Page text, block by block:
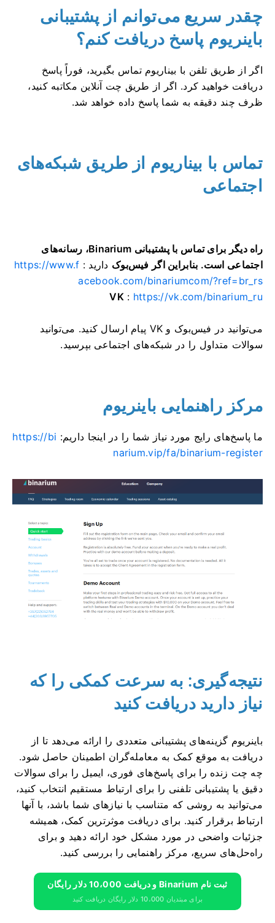
چقدر سریع می‌توانم از پشتیبانی
باینریوم پاسخ دریافت کنم؟
اگر از طریق تلفن با بیناریوم تماس بگیرید، فوراً پاسخ
دریافت خواهید کرد. اگر از طریق چت آنلاین مکاتبه کنید،
ظرف چند دقیقه به شما پاسخ داده خواهد شد.
تماس با بیناریوم از طریق شبکه‌های
اجتماعی
راه دیگر برای تماس با پشتیبانی Binarium، رسانه‌های
اجتماعی است. بنابراین اگر فیس‌بوک دارید :
https://www.f
acebook.com/binariumcom/?ref=br_rs
VK: https://vk.com/binarium_ru
می‌توانید در فیس‌بوک و VK پیام ارسال کنید. می‌توانید
سوالات متداول را در شبکه‌های اجتماعی بپرسید.
مرکز راهنمایی باینریوم
ما پاسخ‌های رایج مورد نیاز شما را در اینجا داریم: https://bi
narium.vip/fa/binarium-register
نتیجه‌گیری: به سرعت کمکی را که
نیاز دارید دریافت کنید
باینریوم گزینه‌های پشتیبانی متعددی را ارائه می‌دهد تا از
دریافت به موقع کمک به معامله‌گران اطمینان حاصل شود.
چه چت زنده را برای پاسخ‌های فوری، ایمیل را برای سوالات
دقیق یا پشتیبانی تلفنی را برای ارتباط مستقیم انتخاب کنید،
می‌توانید به روشی که متناسب با نیازهای شما باشد، با آنها
ارتباط برقرار کنید. برای دریافت موثرترین کمک، همیشه
جزئیات واضحی در مورد مشکل خود ارائه دهید و برای
راه‌حل‌های سریع، مرکز راهنمایی را بررسی کنید.
ثبت نام Binarium و دریافت 10،000 دلار رایگان
برای مبتدیان 10،000 دلار رایگان دریافت کنید